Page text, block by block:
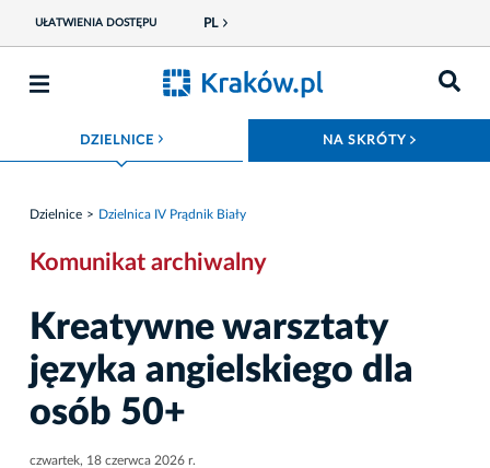
UŁATWIENIA DOSTĘPU PL
DZIELNICE ROZWIŃ MENU NA SKRÓTY
Dzielnice Dzielnica IV Prądnik Biały
Komunikat archiwalny
Kreatywne warsztaty
języka angielskiego dla
osób 50+
czwartek, 18 czerwca 2026 r.